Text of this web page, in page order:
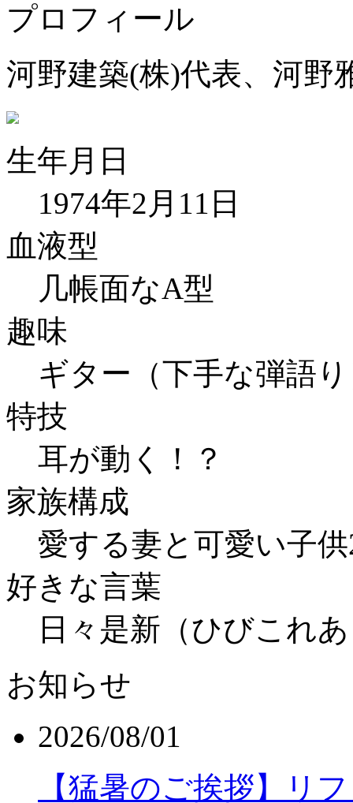
プロフィール
河野建築(株)代表、河野
生年月日
1974年2月11日
血液型
几帳面なA型
趣味
ギター（下手な弾語
特技
耳が動く！？
家族構成
愛する妻と可愛い子
好きな言葉
日々是新（ひびこれ
お知らせ
2026/08/01
【猛暑のご挨拶】リ